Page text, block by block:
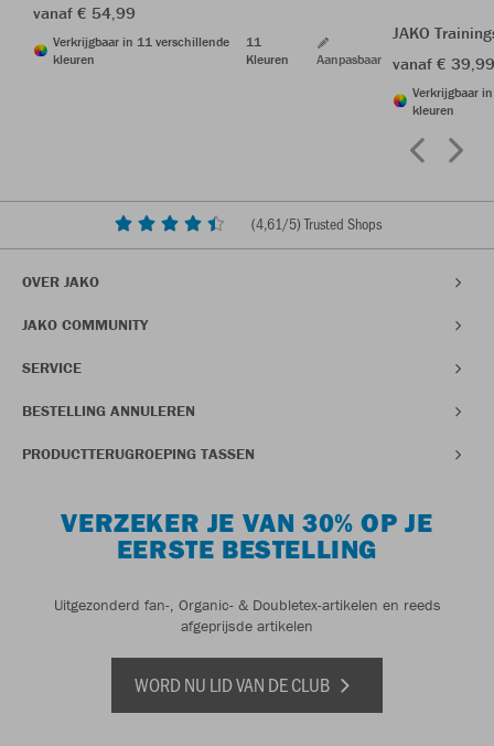
vanaf € 54,99
Verkrijgbaar in 11 verschillende
kleuren
11
Kleuren
Aanpasbaar
JAKO
vanaf €
Verkrijgbaar
kleuren
(4,61/5) Trusted Shops
OVER JAKO
JAKO COMMUNITY
SERVICE
BESTELLING ANNULEREN
PRODUCTTERUGROEPING TASSEN
VERZEKER JE VAN 30% OP JE
EERSTE BESTELLING
Uitgezonderd fan-, Organic- & Doubletex-artikelen en reeds
afgeprijsde artikelen
WORD NU LID VAN DE CLUB